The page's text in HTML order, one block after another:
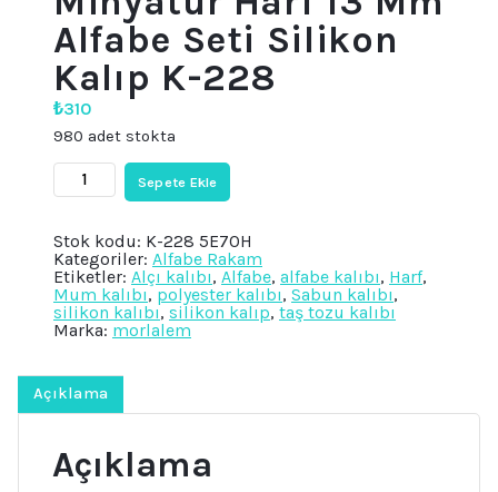
Alfabe Seti Silikon
Kalıp K-228
₺310
980 adet stokta
Minyatür
Harf
Alfabe
Seti
Silikon
Kalıp
K-
228
Sepete Ekle
Stok kodu: K-228 5E70H
Kategoriler: Alfabe Rakam
Etiketler: Alçı kalıbı, Alfabe, alfabe kalıbı, Harf,
Mum kalıbı, polyester kalıbı, Sabun kalıbı,
silikon kalıbı, silikon kalıp, taş tozu kalıbı
Marka: morlalem
Açıklama
Açıklama